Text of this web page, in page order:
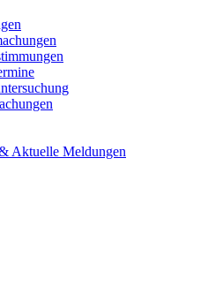
Aktuelle Meldungen